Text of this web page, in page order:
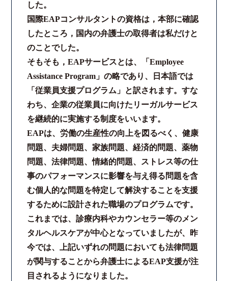
カウンセリング
法律相談継続サポートプラン
よくあるご質問
リモート相談
お知らせ
弁護士ブログ
法律相談コラム
サマークラーク・ウィンタークラーク募集
衛生対策の強化
コロナと労働問題
した。
国際EAPコンサルタントの資格は，本部に確認
したところ，国内の弁護士の取得者は私だけと
のことでした。
そもそも，EAPサービスとは、「Employee
Assistance Program」の略であり、日本語では
「従業員支援プログラム」と訳されます。すな
わち、企業の従業員に向けたリーガルサービス
を継続的に実施する制度をいいます。
EAPは、労働の生産性の向上を図るべく、健康
問題、夫婦問題、家族問題、経済的問題、薬物
問題、法律問題、情緒的問題、ストレス等の仕
事のパフォーマンスに影響を与え得る問題を含
む個人的な問題を特定して解決することを支援
するために設計された職場のプログラムです。
これまでは、診療内科やカウンセラー等のメン
タルヘルスケアが中心となっていましたが、昨
今では、上記いずれの問題においても法律問題
が関与することから弁護士によるEAP支援が注
目されるようになりました。